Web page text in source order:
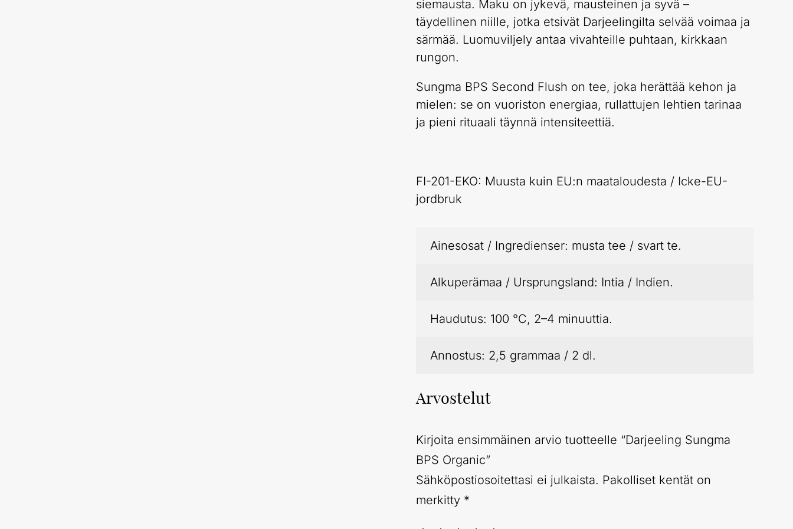
siemausta. Maku on jykevä, mausteinen ja syvä –
täydellinen niille, jotka etsivät Darjeelingilta selvää voimaa ja
särmää. Luomuviljely antaa vivahteille puhtaan, kirkkaan
rungon.
Sungma BPS Second Flush on tee, joka herättää kehon ja
mielen: se on vuoriston energiaa, rullattujen lehtien tarinaa
ja pieni rituaali täynnä intensiteettiä.
FI-201-EKO: Muusta kuin EU:n maataloudesta / Icke-EU-
jordbruk
Ainesosat / Ingredienser: musta tee / svart te.
Alkuperämaa / Ursprungsland: Intia / Indien.
Haudutus: 100 °C, 2–4 minuuttia.
Annostus: 2,5 grammaa / 2 dl.
Arvostelut
Kirjoita ensimmäinen arvio tuotteelle “Darjeeling Sungma
BPS Organic”
Sähköpostiosoitettasi ei julkaista. Pakolliset kentät on
merkitty *